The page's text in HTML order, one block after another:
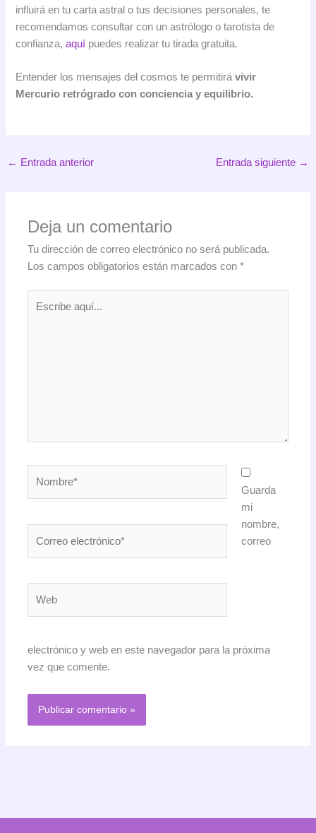
influirá en tu carta astral o tus decisiones personales, te
recomendamos consultar con un astrólogo o tarotista de
confianza,aquí puedes realizar tu tirada gratuita.
Entender los mensajes del cosmos te permitirávivir
Mercurio retrógrado con conciencia y equilibrio.
← Entrada anterior Entrada siguiente →
Deja un comentario
Tu dirección de correo electrónico no será publicada.
Los campos obligatorios están marcados con*
Guarda
mi
nombre,
correo
electrónico y web en este navegador para la próxima
vez que comente.